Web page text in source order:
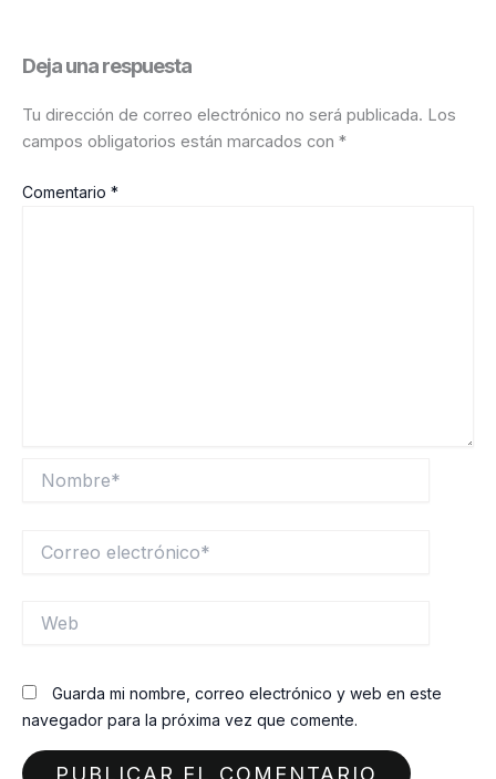
Deja una respuesta
Tu dirección de correo electrónico no será publicada. Los
campos obligatorios están marcados con *
Comentario *
electrónico*
Guarda mi nombre, correo electrónico y web en este
navegador para la próxima vez que comente.